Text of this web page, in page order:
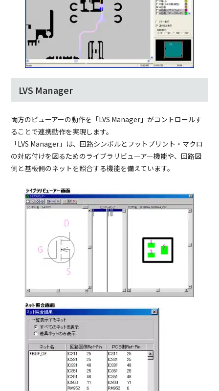
LVS Manager
両方のビューアーの動作を「LVS Manager」がコントロールす
ることで連携動作を実現します。
「LVS Manager」は、回路シンボルとフットプリント・マクロ
の対応付けを図るためのライブラリビューアー機能や、回路図
側と基板側のネットを照合する機能を備えています。